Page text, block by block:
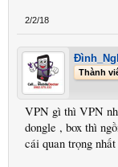
2/2/18
Thành
VPN gì thì VPN
dongle , box thì
cái quan trọng